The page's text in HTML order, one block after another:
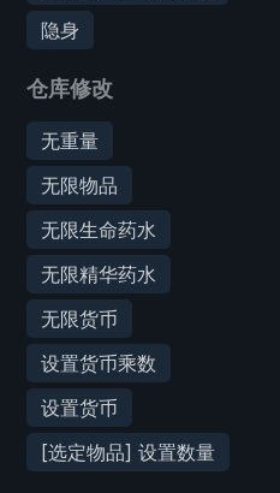
隐身
仓库修改
无重量
无限物品
无限生命药水
无限精华药水
无限货币
设置货币乘数
设置货币
[选定物品] 设置数量